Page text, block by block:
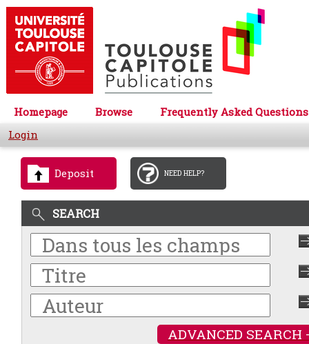
Homepage Browse
Frequently Asked Questions
Login
Deposit NEED HELP?
SEARCH
ADVANCED SEARCH